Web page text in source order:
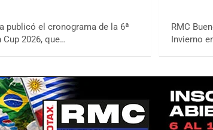
publicó el cronograma de la 6ª
2026, que…
RMC
Invierno